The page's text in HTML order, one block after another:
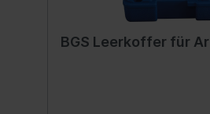
BGS Leerkoffer für